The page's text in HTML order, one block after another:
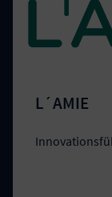
L´AMIE